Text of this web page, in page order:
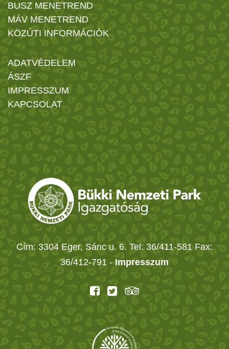
BUSZ MENETREND
MÁV MENETREND
KÖZÚTI INFORMÁCIÓK
ADATVÉDELEM
ÁSZF
IMPRESSZUM
KAPCSOLAT
Cím: 3304 Eger, Sánc u. 6. Tel: 36/411-581 Fax:
36/412-791 - Impresszum